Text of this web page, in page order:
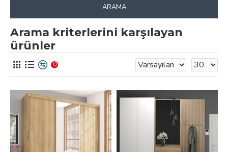
ARAMA
Arama kriterlerini karşılayan
ürünler
0